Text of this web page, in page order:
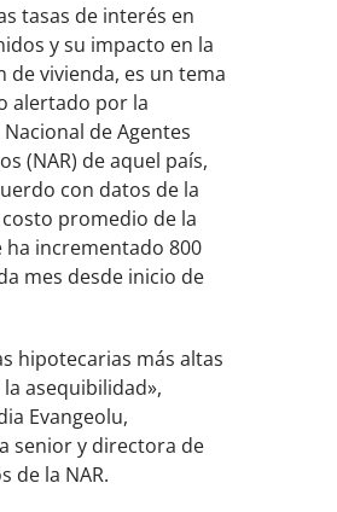
tasas de interés en
y su impacto en la
de vivienda, es un tema
alertado por la
de Agentes
(NAR) de aquel país,
con datos de la
promedio de la
ha incrementado 800
mes desde inicio de
hipotecarias más altas
asequibilidad»,
Evangeolu,
senior y directora de
de la NAR.